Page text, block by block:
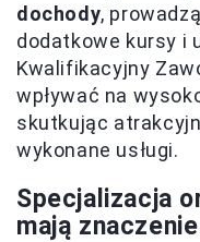
dochody,
dodatkowe kursy i
Kwalifikacyjny
wpływać na
skutkując
wykonane usługi.
Specjalizacja
mają znaczenie